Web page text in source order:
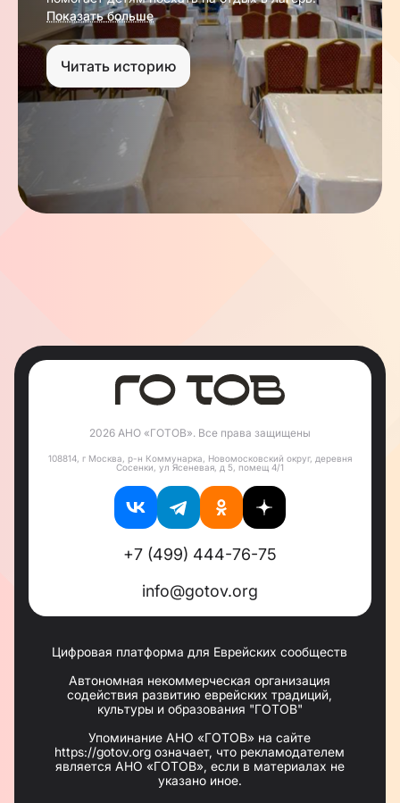
Кроме того, мы организуем выдачу
гуманитарной помощи, которая включает в себя
ежемесячные продуктовые наборы, мацу перед
Песахом. В общине проводятся занятия по
изучению Торы, действуют учебные программы.
При общине работает благотворительный
общественный фонд «Хесед Яхад», оказывающий
помощь пожилым, малоимущим, сиротам, детям
из неблагополучных семей.
Показать больше
Читать историю
2026 АНО «ГОТОВ». Все права защищены
108814, г Москва, р-н Коммунарка, Новомосковский округ, деревня
Сосенки, ул Ясеневая, д 5, помещ 4/1
+7 (499) 444-76-75
info@gotov.org
Цифровая платформа для Еврейских сообществ
Автономная некоммерческая организация
содействия развитию еврейских традиций,
культуры и образования "ГОТОВ"
Упоминание АНО «ГОТОВ» на сайте
https://gotov.org означает, что рекламодателем
является АНО «ГОТОВ», если в материалах не
указано иное.